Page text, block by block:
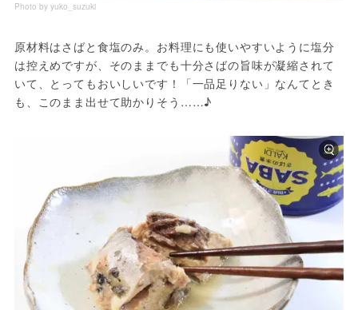
Photo by yuko_suzuki
原材料はさばと食塩のみ。お料理にも使いやすいように塩分
は控えめですが、そのままでも十分さばの旨味が凝縮されて
いて、とってもおいしいです！「一品足りない」なんてとき
も、このまま出せて助かりそう……♪